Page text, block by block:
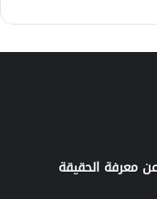
معرفة الحقيقة